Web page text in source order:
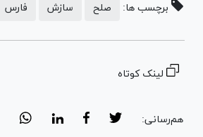
برچسب ها: صلح سازش فارس
لینک کوتاه
هم‌رسانی: